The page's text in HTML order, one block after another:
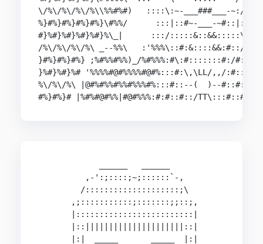
\/%\/%\/%\/%\\%%#%#)   ::::\:~-___###___-~:/
%}#%}#%}#%}#%}\#%%/      :::|::#~-___-~#::|::::
#}%#}%#}%#}%#}%\_|      :::/:::::&::&&:::::\:::
/%\/%\/%\/%\ _--%%\   :'%%%\::#:&::::&&:#::/
}#%}#%}#%} ;%#%%#%%)_/%#%%%:#\:#:::::::#:/
}%#}%#}%# '%%%%#@#%%%%#@#%:::#:\,\LL/,,/
%\/%\/%\ |@#%#%%#%%#%%%#%:::#::--(  )--
#%}#%}# |%#%#@#%%|#@#%%%:#:#::#::/
          ,-':;::::;~;::::::`-,
         /::::::::::::::::::::;\
       ,;:::::::::::;:::::::;;::;,
       |:::::::::::::::::::::::::|
       |::|||||||||||||||||||||::|
       |:|  _____       _____  |:|